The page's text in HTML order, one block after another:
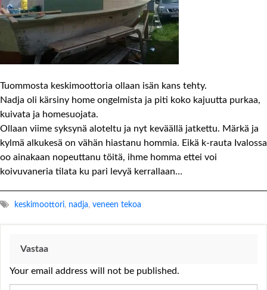
Tuommosta keskimoottoria ollaan isän kans tehty.
Nadja oli kärsiny home ongelmista ja piti koko kajuutta purkaa,
kuivata ja homesuojata.
Ollaan viime syksynä aloteltu ja nyt keväällä jatkettu. Märkä ja
kylmä alkukesä on vähän hiastanu hommia. Eikä k-rauta Ivalossa
oo ainakaan nopeuttanu töitä, ihme homma ettei voi
koivuvaneria tilata ku pari levyä kerrallaan…
keskimoottori, nadja, veneen tekoa
Vastaa
Your email address will not be published.